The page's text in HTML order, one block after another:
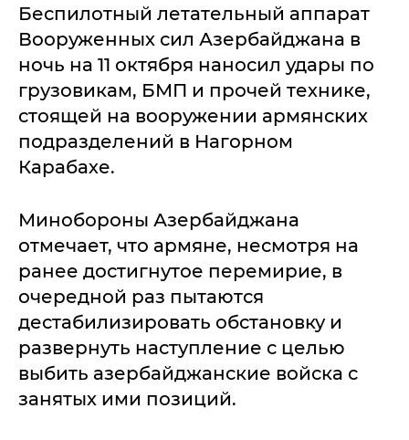
Беспилотный летательный аппарат
Вооруженных сил Азербайджана в
ночь на 11 октября наносил удары по
грузовикам, БМП и прочей технике,
стоящей на вооружении армянских
подразделений в Нагорном
Карабахе.
Минобороны Азербайджана
отмечает, что армяне, несмотря на
ранее достигнутое перемирие, в
очередной раз пытаются
дестабилизировать обстановку и
развернуть наступление с целью
выбить азербайджанские войска с
занятых ими позиций.